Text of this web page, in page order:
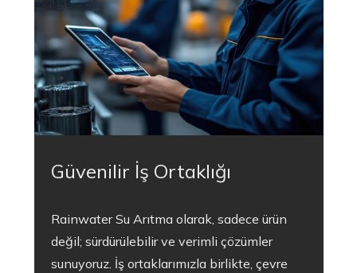
Güvenilir İş Ortaklığı
Rainwater Su Arıtma olarak, sadece ürün
değil; sürdürülebilir ve verimli çözümler
sunuyoruz. İş ortaklarımızla birlikte, çevre